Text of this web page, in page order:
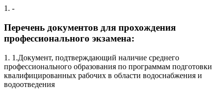
1. -
Перечень документов для прохождения
профессионального экзамена:
1. 1.Документ, подтверждающий наличие среднего
профессионального образования по программам подготовки
квалифицированных рабочих в области водоснабжения и
водоотведения